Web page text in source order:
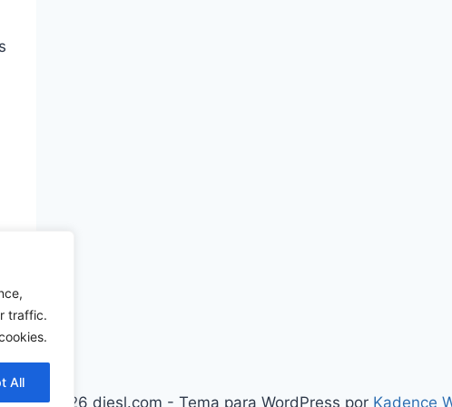
traffic.
All
© 2026 diesl.com - Tema para WordPress por Kadence